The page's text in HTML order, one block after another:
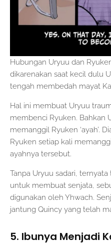
Hubungan Uryuu dan
dikarenakan saat kecil dulu
tengah membedah mayat
Hal ini membuat Uryuu
membenci Ryuken. Bahkan
memanggil Ryuken ‘ayah’.
Ryuken setiap kali
ayahnya tersebut.
Tanpa Uryuu sadari,
untuk membuat senjata,
digunakan oleh Yhwach.
jantung Quincy yang telah
5. Ibunya Menjadi